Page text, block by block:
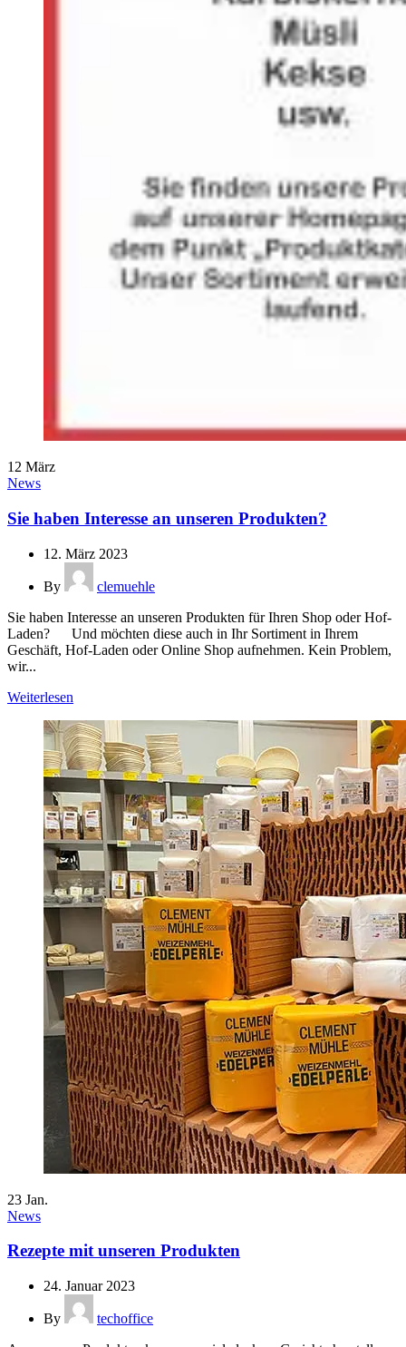
12 März
News
Sie haben Interesse an unseren Produkten?
12. März 2023
By
clemuehle
Sie haben Interesse an unseren Produkten für Ihren Shop oder Hof-
Laden? Und möchten diese auch in Ihr Sortiment in Ihrem
Geschäft, Hof-Laden oder Online Shop aufnehmen. Kein Problem,
wir...
Weiterlesen
23 Jan.
News
Rezepte mit unseren Produkten
24. Januar 2023
By
techoffice